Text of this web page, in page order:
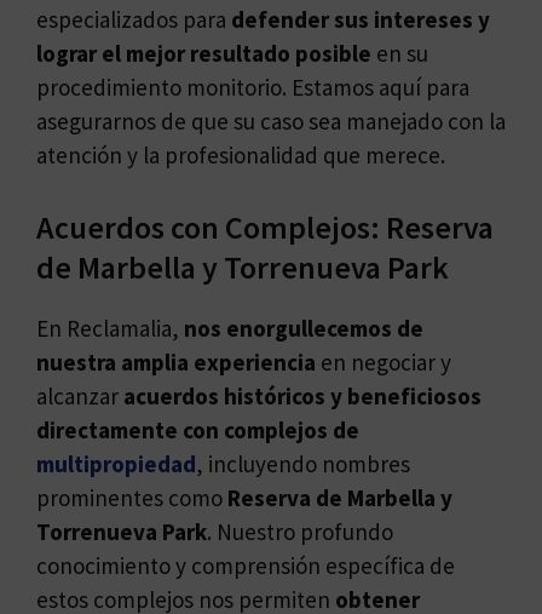
especializados para defender sus intereses y
lograr el mejor resultado posible en su
procedimiento monitorio. Estamos aquí para
asegurarnos de que su caso sea manejado con la
atención y la profesionalidad que merece.
Acuerdos con Complejos: Reserva
de Marbella y Torrenueva Park
En Reclamalia, nos enorgullecemos de
nuestra amplia experiencia en negociar y
alcanzar acuerdos históricos y beneficiosos
directamente con complejos de
multipropiedad, incluyendo nombres
prominentes como Reserva de Marbella y
Torrenueva Park. Nuestro profundo
conocimiento y comprensión específica de
estos complejos nos permiten obtener